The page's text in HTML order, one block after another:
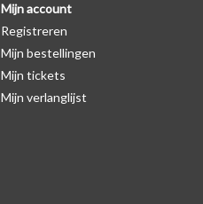
Mijn account
Registreren
Mijn bestellingen
Mijn tickets
Mijn verlanglijst